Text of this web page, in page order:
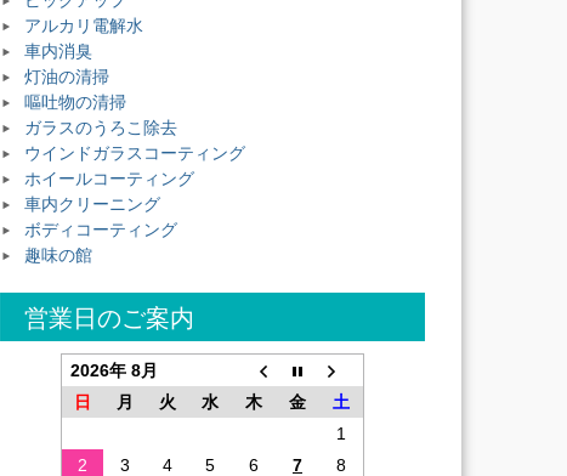
アルカリ電解水
車内消臭
灯油の清掃
嘔吐物の清掃
ガラスのうろこ除去
ウインドガラスコーティング
ホイールコーティング
車内クリーニング
ボディコーティング
趣味の館
営業日のご案内
2026年 8月
日
月 火 水 木 金
土
1
2
3 4 5 6 7
8